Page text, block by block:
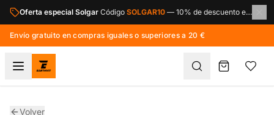
Saltar al contenido principal
Oferta especial Solgar Código SOLGAR10 — 10% de descuento en toda la marca Solgar.
Envío gratuito en compras iguales o superiores a 20 €
Volver